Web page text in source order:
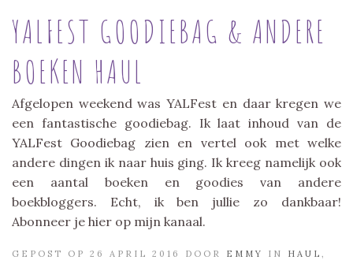
YALFEST GOODIEBAG & ANDERE
BOEKEN HAUL
Afgelopen weekend was YALFest en daar kregen we
een fantastische goodiebag. Ik laat inhoud van de
YALFest Goodiebag zien en vertel ook met welke
andere dingen ik naar huis ging. Ik kreeg namelijk ook
een aantal boeken en goodies van andere
boekbloggers. Echt, ik ben jullie zo dankbaar!
Abonneer je hier op mijn kanaal.
GEPOST OP 26 APRIL 2016 DOOR EMMY IN HAUL